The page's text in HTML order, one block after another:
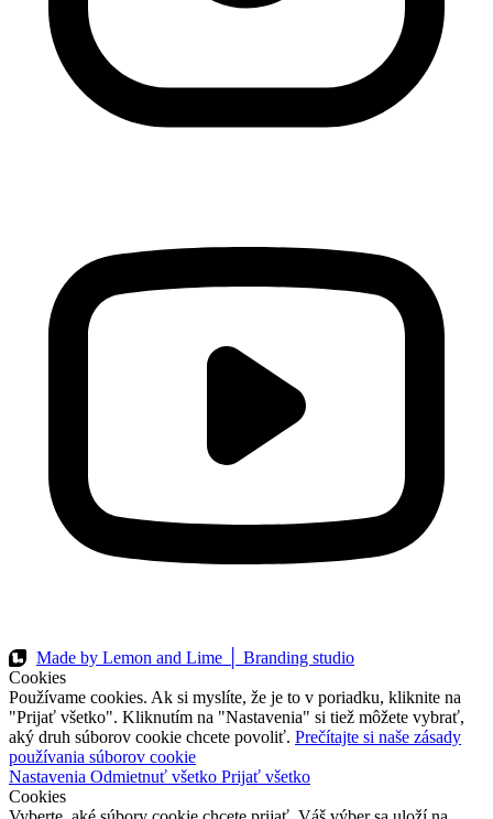
Made by Lemon and Lime │ Branding studio
Cookies
Používame cookies. Ak si myslíte, že je to v poriadku, kliknite na
"Prijať všetko". Kliknutím na "Nastavenia" si tiež môžete vybrať,
aký druh súborov cookie chcete povoliť. Prečítajte si naše zásady
používania súborov cookie
Nastavenia Odmietnuť všetko Prijať všetko
Cookies